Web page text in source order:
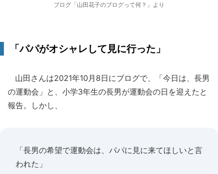
ブログ「山田花子のブログって何？」より
「パパがオシャレして見に行った」
山田さんは2021年10月8日にブログで、「今日は、長男
の運動会」と、小学3年生の長男が運動会の日を迎えたと
報告。しかし、
「長男の希望で運動会は、パパに見に来てほしいと言
われた」